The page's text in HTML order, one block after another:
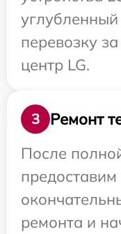
перевозку
центр LG.
3
Ремонт
После
ремонта и